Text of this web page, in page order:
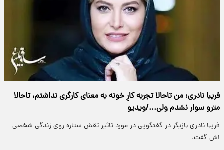
فریبا نادری: من تاحالا تجربه کارِ خونه به معنای کارگری نداشتم، تاحالا
مترو سوار نشدم ولی.../ویدیو
فریبا نادری بازیگر در گفتگویی در مورد تاثیر تقش ستاره روی زندگی شخصی
اش گفت.